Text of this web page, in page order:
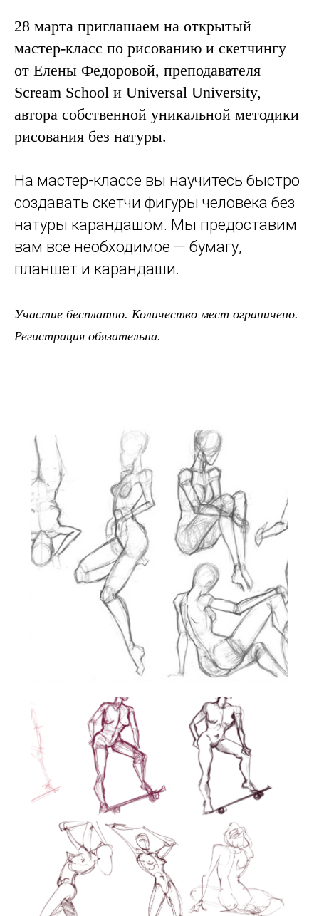
28 марта приглашаем на открытый
мастер-класс по рисованию и скетчингу
от Елены Федоровой, преподавателя
Scream School и Universal University,
автора собственной уникальной методики
рисования без натуры.
На мастер-классе вы научитесь быстро
создавать скетчи фигуры человека без
натуры карандашом. Мы предоставим
вам все необходимое — бумагу,
планшет и карандаши.
Участие бесплатно. Количество мест ограничено.
Регистрация обязательна.